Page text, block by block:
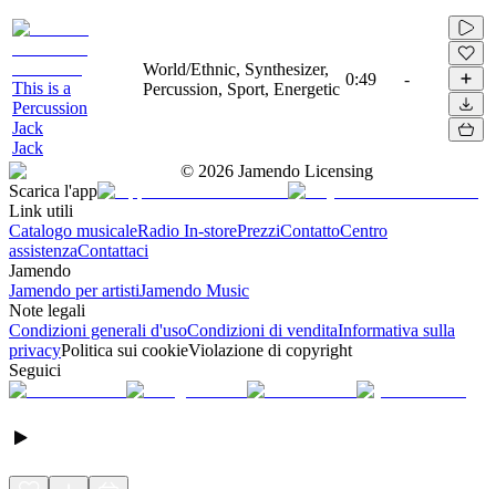
This is a
Percussion
Jack
Jack
World/Ethnic, Synthesizer,
Percussion, Sport, Energetic
0:49 -
© 2026 Jamendo Licensing
Scarica l'app
Link utili
Catalogo musicaleRadio In-storePrezziContattoCentro
assistenzaContattaci
Jamendo
Jamendo per artistiJamendo Music
Note legali
Condizioni generali d'usoCondizioni di venditaInformativa sulla
privacyPolitica sui cookieViolazione di copyright
Seguici